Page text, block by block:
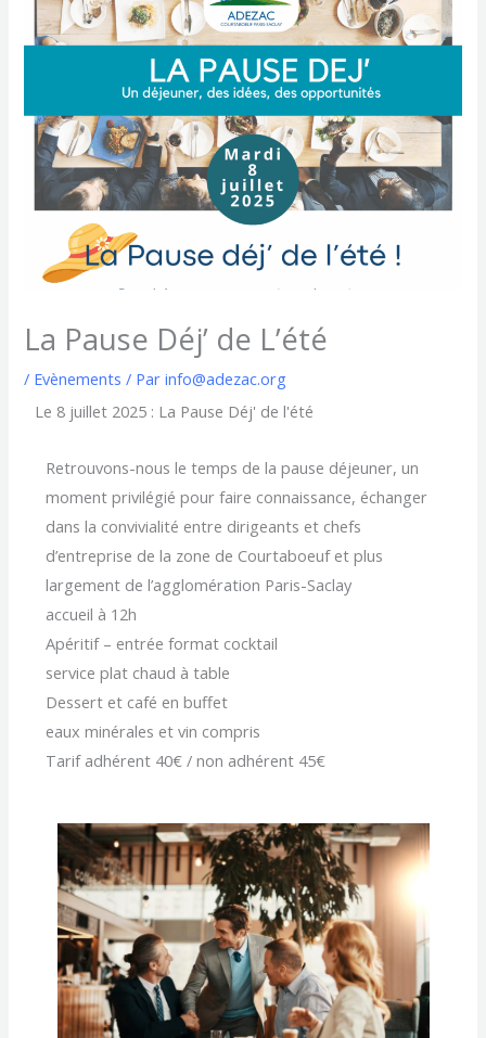
La Pause Déj’ de L’été
/ Evènements / Parinfo@adezac.org
Le 8 juillet 2025 : La Pause Déj' de l'été
Retrouvons-nous le temps de la pause déjeuner, un
moment privilégié pour faire connaissance, échanger
dans la convivialité entre dirigeants et chefs
d’entreprise de la zone de Courtaboeuf et plus
largement de l’agglomération Paris-Saclay
accueil à 12h
Apéritif – entrée format cocktail
service plat chaud à table
Dessert et café en buffet
eaux minérales et vin compris
Tarif adhérent 40€ / non adhérent 45€